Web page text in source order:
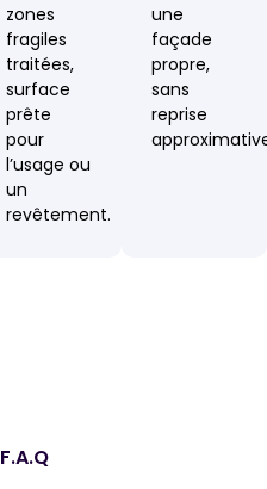
zones
fragiles
traitées,
surface
prête
pour
l’usage ou
un
revêtement.
une
façade
propre,
sans
reprise
F.A.Q